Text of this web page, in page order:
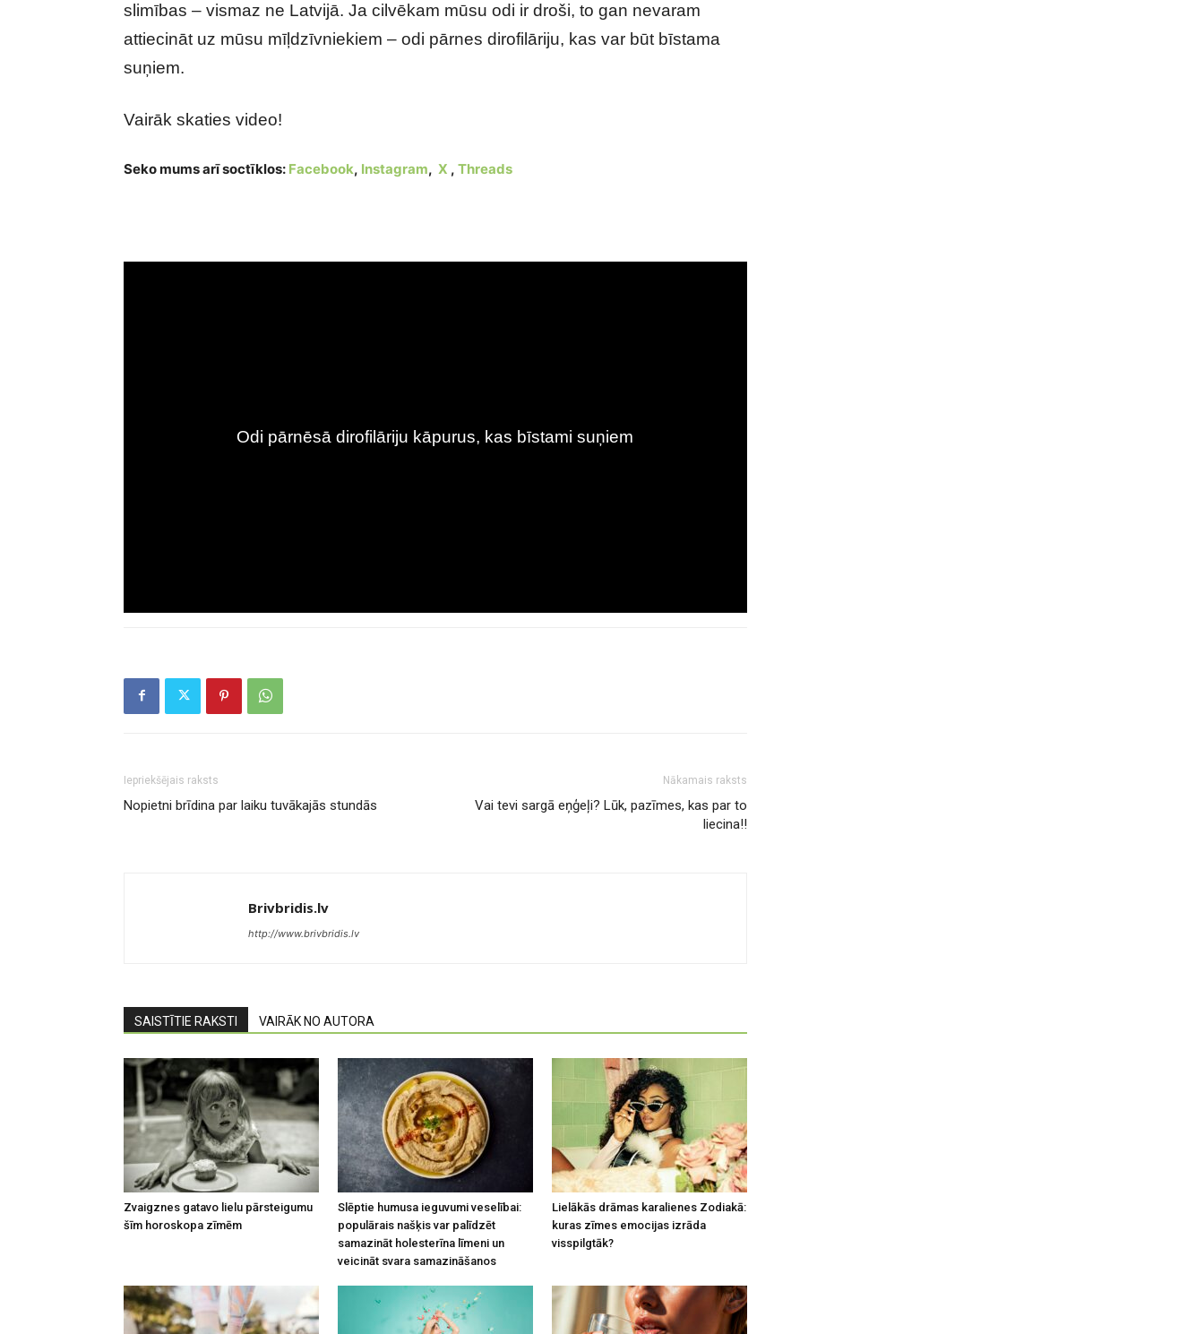
slimības – vismaz ne Latvijā. Ja cilvēkam mūsu odi ir droši, to gan nevaram
attiecināt uz mūsu mīļdzīvniekiem – odi pārnes dirofilāriju, kas var būt bīstama
suņiem.
Vairāk skaties video!
Seko mums arī soctīklos: Facebook, Instagram, X , Threads
Iepriekšējais raksts
Nopietni brīdina par laiku tuvākajās stundās
Nākamais raksts
Vai tevi sargā eņģeļi? Lūk, pazīmes, kas par to
liecina!!
Brivbridis.lv
http://www.brivbridis.lv
SAISTĪTIE RAKSTI VAIRĀK NO AUTORA
Zvaigznes gatavo lielu pārsteigumu
šīm horoskopa zīmēm
Slēptie humusa ieguvumi veselībai:
populārais našķis var palīdzēt
samazināt holesterīna līmeni un
veicināt svara samazināšanos
Lielākās drāmas karalienes Zodiakā:
kuras zīmes emocijas izrāda
visspilgtāk?